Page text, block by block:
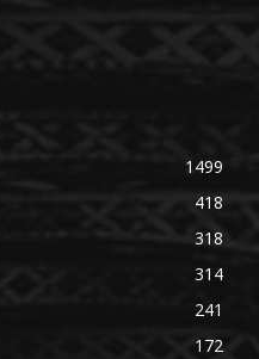
1499
418
318
314
241
172